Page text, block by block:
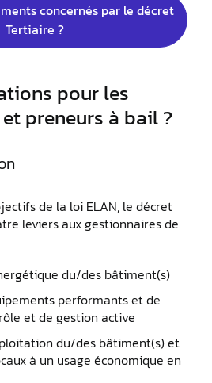
concernés par le décret
Tertiaire ?
pour les
preneurs à bail ?
de la loi ELAN, le décret
leviers aux gestionnaires de
du/des bâtiment(s)
performants et de
et de gestion active
du/des bâtiment(s) et
à un usage économique en